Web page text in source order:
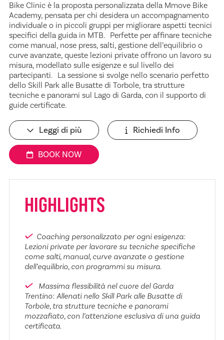
Bike Clinic è la proposta personalizzata della Mmove Bike
Academy, pensata per chi desidera un accompagnamento
individuale o in piccoli gruppi per migliorare aspetti tecnici
specifici della guida in MTB. Perfette per affinare tecniche
come manual, nose press, salti, gestione dell’equilibrio o
curve avanzate, queste lezioni private offrono un lavoro su
misura, modellato sulle esigenze e sul livello dei
partecipanti. La sessione si svolge nello scenario perfetto
dello Skill Park alle Busatte di Torbole, tra strutture
tecniche e panorami sul Lago di Garda, con il supporto di
guide certificate.
Leggi di più Richiedi Info
BOOK NOW
HIGHLIGHTS
Coaching personalizzato per ogni esigenza:
Lezioni private per lavorare su tecniche specifiche
come salti, manual, curve avanzate o gestione
dell’equilibrio, con programmi su misura.
Massima flessibilità nel cuore del Garda
Trentino: Allenati nello Skill Park alle Busatte di
Torbole, tra strutture tecniche e panorami
mozzafiato, con l’attenzione esclusiva di una guida
certificata.